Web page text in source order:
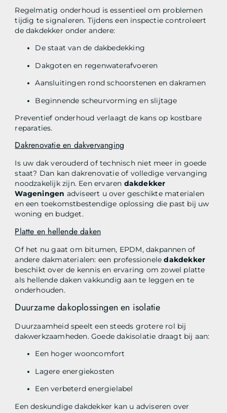
Regelmatig onderhoud is essentieel om problemen
tijdig te signaleren. Tijdens een inspectie controleert
de dakdekker onder andere:
De staat van de dakbedekking
Dakgoten en regenwaterafvoeren
Aansluitingen rond schoorstenen en dakramen
Beginnende scheurvorming en slijtage
Preventief onderhoud verlaagt de kans op kostbare
reparaties.
Dakrenovatie en dakvervanging
Is uw dak verouderd of technisch niet meer in goede
staat? Dan kan dakrenovatie of volledige vervanging
noodzakelijk zijn. Een ervaren dakdekker
Wageningen adviseert u over geschikte materialen
en een toekomstbestendige oplossing die past bij uw
woning en budget.
Platte en hellende daken
Of het nu gaat om bitumen, EPDM, dakpannen of
andere dakmaterialen: een professioneledakdekker
beschikt over de kennis en ervaring om zowel platte
als hellende daken vakkundig aan te leggen en te
onderhouden.
Duurzame dakoplossingen en isolatie
Duurzaamheid speelt een steeds grotere rol bij
dakwerkzaamheden. Goede dakisolatie draagt bij aan:
Een hoger wooncomfort
Lagere energiekosten
Een verbeterd energielabel
Een deskundige dakdekker kan u adviseren over